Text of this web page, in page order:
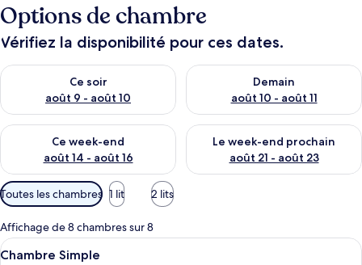
Options de chambre
Vérifiez la disponibilité pour ces dates.
Ce soir
août 9 - août 10
Vérifier la disponibilité pour ce soir août 9 - août 10
Demain
août 10 - août 11
Vérifier la disponibilité pour
Ce week-end
août 14 - août 16
Vérifier la disponibilité pour ce week-end août 14 - août 16
Le week-end prochain
août 21 - août 23
Vérifier la disponibilité pour
Filtres
disponibles
pour
les
chambres
Toutes les chambres 1 lit 2 lits
Affichage de 8 chambres sur 8
Afficher
Une chambre d’hôtel avec un lit, un
6
Chambre Simple